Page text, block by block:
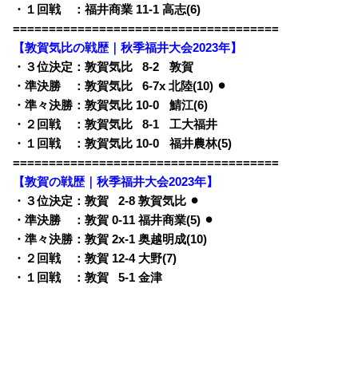
・１回戦 ：福井商業 11-1 高志(6)
=====================================
【敦賀気比の戦歴｜秋季福井大会2023年】
・３位決定：敦賀気比
08-2 q敦賀
・準決勝 ：敦賀気比
06-7x 北陸(10) ⚫︎
・準々決勝：敦賀気比 10-0
q鯖江(6)
・２回戦 ：敦賀気比
08-1 q工大福井
・１回戦 ：敦賀気比 10-0
q福井農林(5)
=====================================
【敦賀の戦歴｜秋季福井大会2023年】
・３位決定：敦賀
02-8 敦賀気比 ⚫︎
・準決勝 ：敦賀 0-11 福井商業(5) ⚫︎
・準々決勝：敦賀 2x-1 奥越明成(10)
・２回戦 ：敦賀 12-4 大野(7)
・１回戦 ：敦賀
05-1 金津